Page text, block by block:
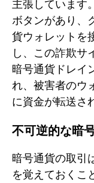
主張しています
ボタンがあり、
貨ウォレットを
し、この詐欺サ
暗号通貨ドレイ
れ、被害者のウ
に資金が転送さ
不可逆的な暗
暗号通貨の取引
を覚えておくこ